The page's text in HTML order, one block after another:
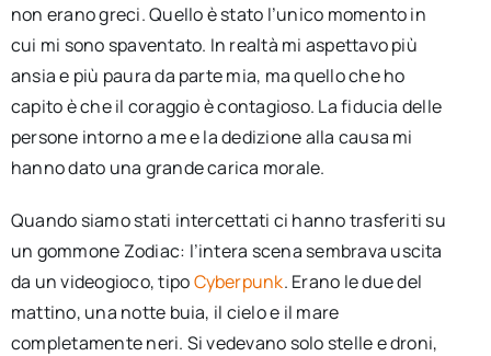
non erano greci. Quello è stato l’unico momento in
cui mi sono spaventato. In realtà mi aspettavo più
ansia e più paura da parte mia, ma quello che ho
capito è che il coraggio è contagioso. La fiducia delle
persone intorno a me e la dedizione alla causa mi
hanno dato una grande carica morale.
Quando siamo stati intercettati ci hanno trasferiti su
un gommone Zodiac: l’intera scena sembrava uscita
da un videogioco, tipoCyberpunk. Erano le due del
mattino, una notte buia, il cielo e il mare
completamente neri. Si vedevano solo stelle e droni,